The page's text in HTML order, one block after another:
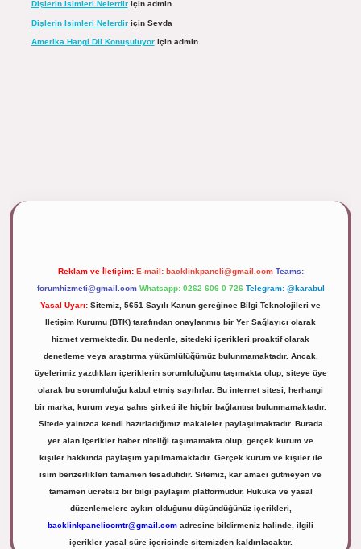
Dişlerin Isimleri Nelerdiriçin admin
Dişlerin Isimleri Nelerdiriçin Sevda
Amerika Hangi Dil Konuşuluyoriçin admin
Reklam ve İletişim: E-mail: backlinkpaneli@gmail.com Teams:
forumhizmeti@gmail.com Whatsapp: 0262 606 0 726 Telegram: @karabul
Yasal Uyarı: Sitemiz, 5651 Sayılı Kanun gereğince Bilgi Teknolojileri ve
İletişim Kurumu (BTK) tarafından onaylanmış bir Yer Sağlayıcı olarak
hizmet vermektedir. Bu nedenle, sitedeki içerikleri proaktif olarak
denetleme veya araştırma yükümlülüğümüz bulunmamaktadır. Ancak,
üyelerimiz yazdıkları içeriklerin sorumluluğunu taşımakta olup, siteye üye
olarak bu sorumluluğu kabul etmiş sayılırlar. Bu internet sitesi, herhangi
bir marka, kurum veya şahıs şirketi ile hiçbir bağlantısı bulunmamaktadır.
Sitede yalnızca kendi hazırladığımız makaleler paylaşılmaktadır. Burada
yer alan içerikler haber niteliği taşımamakta olup, gerçek kurum ve
kişiler hakkında paylaşım yapılmamaktadır. Gerçek kurum ve kişiler ile
isim benzerlikleri tamamen tesadüfidir. Sitemiz, kar amacı gütmeyen ve
tamamen ücretsiz bir bilgi paylaşım platformudur. Hukuka ve yasal
düzenlemelere aykırı olduğunu düşündüğünüz içerikleri,
backlinkpanelicomtr@gmail.com adresine bildirmeniz halinde, ilgili
içerikler yasal süre içerisinde sitemizden kaldırılacaktır.